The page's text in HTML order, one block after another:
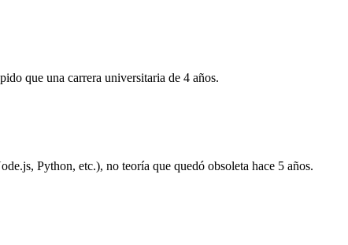
que una carrera universitaria de 4 años.
Python, etc.), no teoría que quedó obsoleta hace 5 años.